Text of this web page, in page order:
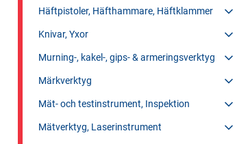
Häftpistoler, Häfthammare, Häftklammer
Knivar, Yxor
Murning-, kakel-, gips- & armeringsverktyg
Märkverktyg
Mät- och testinstrument, Inspektion
Mätverktyg, Laserinstrument